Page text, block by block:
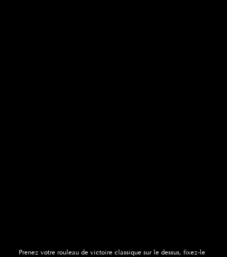
Prenez votre rouleau de victoire classique sur le dessus, fixez-le